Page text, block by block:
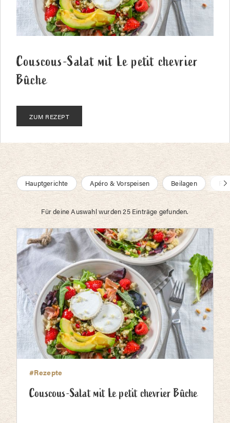
Couscous-Salat mit Le petit chevrier
Bûche
ZUM REZEPT
links
Hauptgerichte Apéro & Vorspeisen Beilagen
Für deine Auswahl wurden 25 Einträge gefunden.
#Rezepte
Couscous-Salat mit Le petit chevrier Bûche